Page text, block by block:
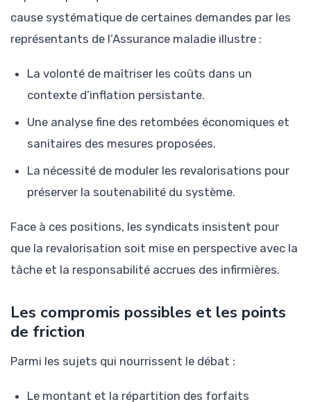
cause systématique de certaines demandes par les
représentants de l’Assurance maladie illustre :
La volonté de maîtriser les coûts dans un
contexte d’inflation persistante.
Une analyse fine des retombées économiques et
sanitaires des mesures proposées.
La nécessité de moduler les revalorisations pour
préserver la soutenabilité du système.
Face à ces positions, les syndicats insistent pour
que la revalorisation soit mise en perspective avec la
tâche et la responsabilité accrues des infirmières.
Les compromis possibles et les points
de friction
Parmi les sujets qui nourrissent le débat :
Le montant et la répartition des forfaits